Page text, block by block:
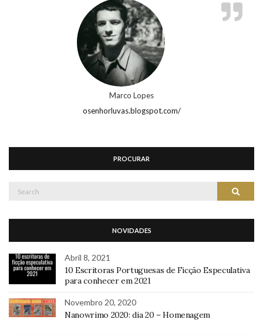
Marco Lopes
osenhorluvas.blogspot.com/
PROCURAR
Search
NOVIDADES
Abril 8, 2021
10 Escritoras Portuguesas de Ficção Especulativa
para conhecer em 2021
Novembro 20, 2020
Nanowrimo 2020: dia 20 – Homenagem